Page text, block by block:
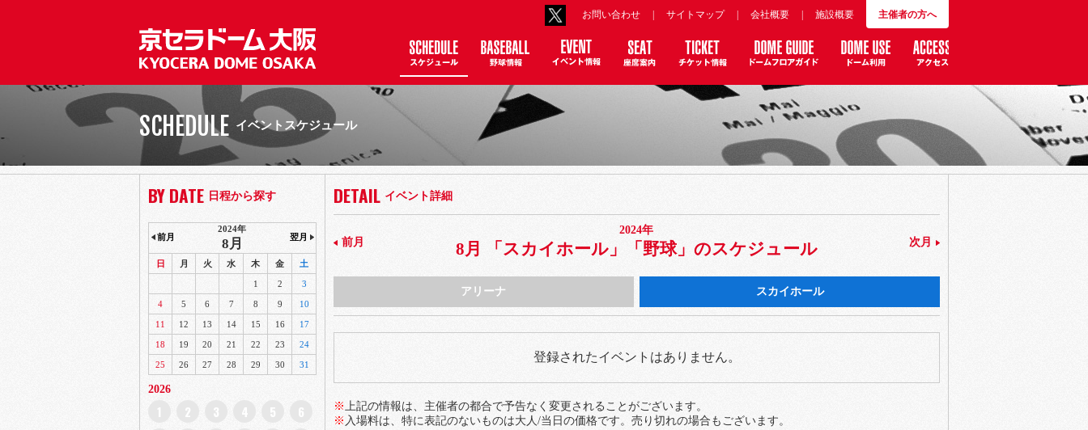
主催者の方へ
施設概要
会社概要
サイトマップ
お問い合わせ
SCHEDULE イベントスケジュール
DETAIL イベント詳細
前月
2024年
8月 「スカイホール」「野球」のスケジュール 次月
アリーナ スカイホール
登録されたイベントはありません。
※上記の情報は、主催者の都合で予告なく変更されることがございます。
※ 入場料は、特に表記のないものは大人/当日の価格です。売り切れの場合もございます。
BY DATE 日程から探す
前月
2024年
8月 翌月
日 月 火 水 木 金 土
1 2 3
4 5 6 7 8 9 10
11 12 13 14 15 16 17
18 19 20 21 22 23 24
25 26 27 28 29 30 31
2026
1 2 3 4 5
6